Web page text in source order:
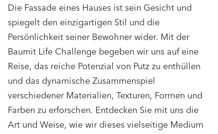
Die Fassade eines Hauses ist sein Gesicht und
spiegelt den einzigartigen Stil und die
Persönlichkeit seiner Bewohner wider. Mit der
Baumit Life Challenge begeben wir uns auf eine
Reise, das reiche Potenzial von Putz zu enthüllen
und das dynamische Zusammenspiel
verschiedener Materialien, Texturen, Formen und
Farben zu erforschen. Entdecken Sie mit uns die
Art und Weise, wie wir dieses vielseitige Medium